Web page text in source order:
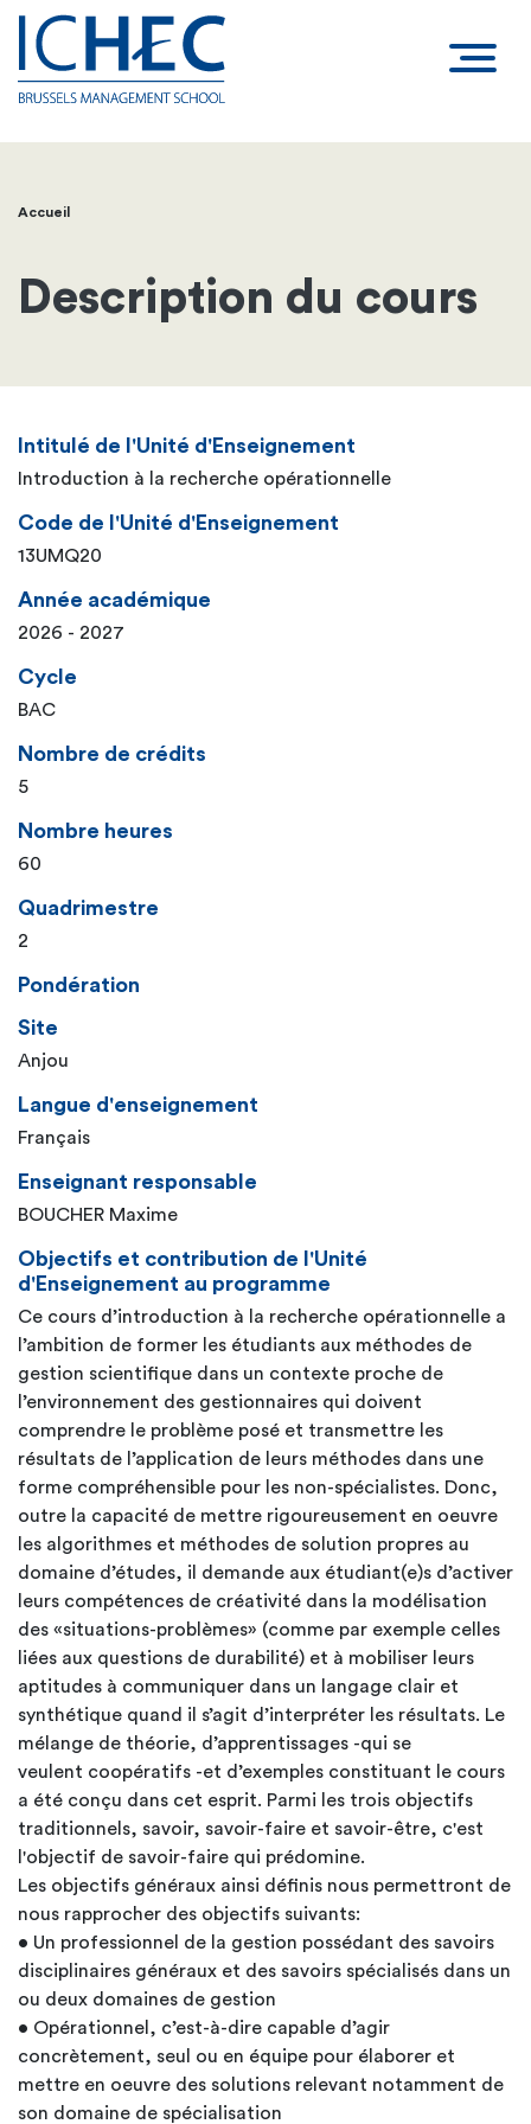
Fil
d'Ariane
Accueil
Description du cours
Intitulé de l'Unité d'Enseignement
Introduction à la recherche opérationnelle
Code de l'Unité d'Enseignement
13UMQ20
Année académique
2026 - 2027
Cycle
BAC
Nombre de crédits
5
Nombre heures
60
Quadrimestre
2
Pondération
Site
Anjou
Langue d'enseignement
Français
Enseignant responsable
BOUCHER Maxime
Objectifs et contribution de l'Unité
d'Enseignement au programme
Ce cours d’introduction à la recherche opérationnelle a
l’ambition de former les étudiants aux méthodes de
gestion scientifique dans un contexte proche de
l’environnement des gestionnaires qui doivent
comprendre le problème posé et transmettre les
résultats de l’application de leurs méthodes dans une
forme compréhensible pour les non-spécialistes. Donc,
outre la capacité de mettre rigoureusement en oeuvre
les algorithmes et méthodes de solution propres au
domaine d’études, il demande aux étudiant(e)s d’activer
leurs compétences de créativité dans la modélisation
des «situations-problèmes» (comme par exemple celles
liées aux questions de durabilité) et à mobiliser leurs
aptitudes à communiquer dans un langage clair et
synthétique quand il s’agit d’interpréter les résultats. Le
mélange de théorie, d’apprentissages -qui se
veulent coopératifs -et d’exemples constituant le cours
a été conçu dans cet esprit. Parmi les trois objectifs
traditionnels, savoir, savoir-faire et savoir-être, c'est
l'objectif de savoir-faire qui prédomine.
Les objectifs généraux ainsi définis nous permettront de
nous rapprocher des objectifs suivants:
• Un professionnel de la gestion possédant des savoirs
disciplinaires généraux et des savoirs spécialisés dans un
ou deux domaines de gestion
• Opérationnel, c’est-à-dire capable d’agir
concrètement, seul ou en équipe pour élaborer et
mettre en oeuvre des solutions relevant notamment de
son domaine de spécialisation